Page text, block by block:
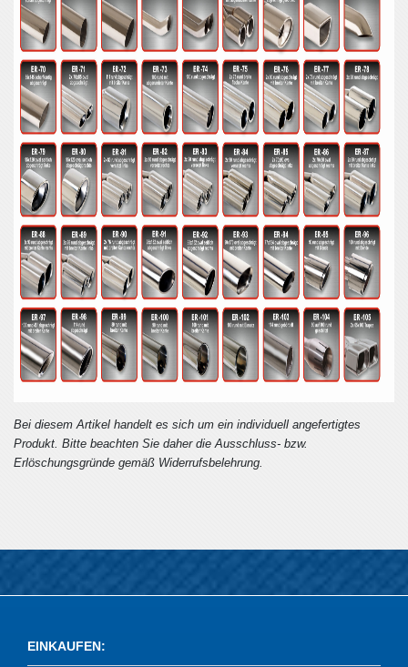
Bei diesem Artikel handelt es sich um ein individuell angefertigtes
Produkt. Bitte beachten Sie daher die Ausschluss- bzw.
Erlöschungsgründe gemäß Widerrufsbelehrung.
EINKAUFEN: